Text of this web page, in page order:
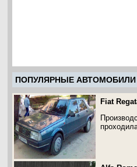
ПОПУЛЯРНЫЕ АВТОМОБИЛИ
Fiat